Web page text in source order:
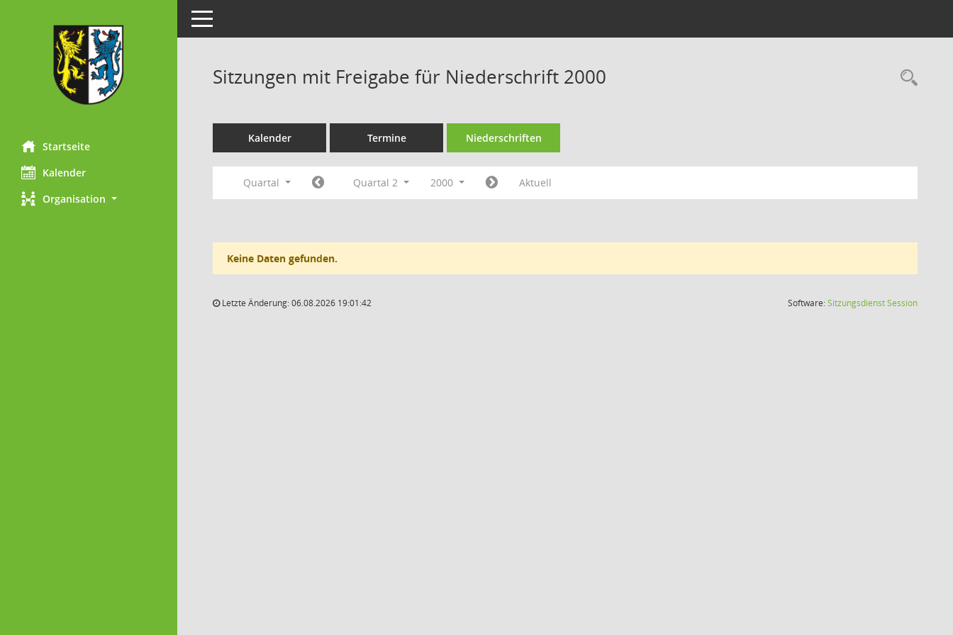
Startseite
Kalender
Organisation
Toggle navigation
Sitzungen mit Freigabe für Niederschrift 2000
Kalender Termine Niederschriften
Quartal Quartal 2 2000 Aktuell
Keine Daten gefunden.
Letzte Änderung: 06.08.2026 19:01:42 Software:SitzungsdienstSession(Wird in